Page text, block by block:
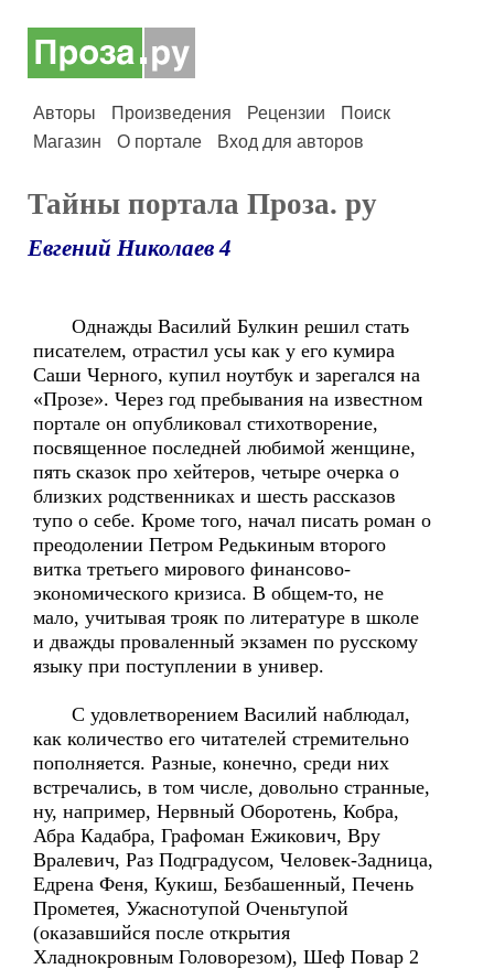
Авторы Произведения Рецензии
Поиск
Магазин
О портале Вход для авторов
Тайны портала Проза. ру
Евгений Николаев 4
Однажды Василий Булкин решил стать
писателем, отрастил усы как у его кумира
Саши Черного, купил ноутбук и зарегался на
«Прозе». Через год пребывания на известном
портале он опубликовал стихотворение,
посвященное последней любимой женщине,
пять сказок про хейтеров, четыре очерка о
близких родственниках и шесть рассказов
тупо о себе. Кроме того, начал писать роман о
преодолении Петром Редькиным второго
витка третьего мирового финансово-
экономического кризиса. В общем-то, не
мало, учитывая трояк по литературе в школе
и дважды проваленный экзамен по русскому
языку при поступлении в универ.
С удовлетворением Василий наблюдал,
как количество его читателей стремительно
пополняется. Разные, конечно, среди них
встречались, в том числе, довольно странные,
ну, например, Нервный Оборотень, Кобра,
Абра Кадабра, Графоман Ежикович, Вру
Вралевич, Раз Подградусом, Человек-Задница,
Едрена Феня, Кукиш, Безбашенный, Печень
Прометея, Ужаснотупой Оченьтупой
(оказавшийся после открытия
Хладнокровным Головорезом), Шеф Повар 2